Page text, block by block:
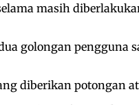
masih
golongan pengguna
diberikan potongan